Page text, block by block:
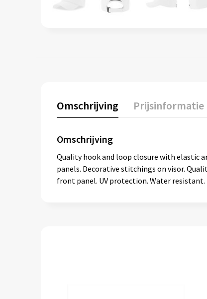
Omschrijving Prijsinformatie
Omschrijving
Quality hook and loop closure with elastic
panels. Decorative stitchings on visor.
front panel. UV protection. Water resistant.